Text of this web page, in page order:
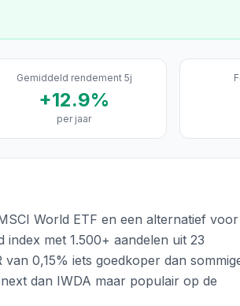
Gemiddeld rendement 5j
+12.9%
per jaar
World ETF en een alternatief voor
index met 1.500+ aandelen uit 23
0,15% iets goedkoper dan
dan IWDA maar populair op de